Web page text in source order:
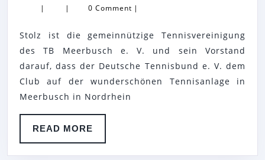
RICHTET
AUS
DES
E.
| | 0 Comment |
Stolz ist die gemeinnützige Tennisvereinigung
des TB Meerbusch e. V. und sein Vorstand
darauf, dass der Deutsche Tennisbund e. V. dem
Club auf der wunderschönen Tennisanlage in
Meerbusch in Nordrhein
READ MORE
MORE